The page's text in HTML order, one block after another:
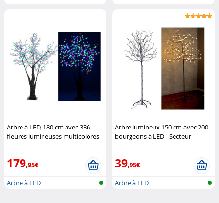
Arbre à LED, 180 cm avec 336
fleures lumineuses multicolores -
179,95€
Arbre à LED
Arbre lumineux 150 cm avec 200
bourgeons à LED - Secteur
39,95€
Arbre à LED